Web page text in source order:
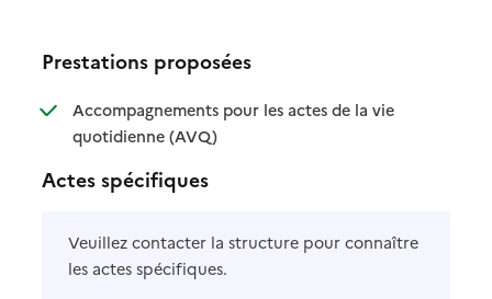
Prestations proposées
Accompagnements pour les actes de la vie
quotidienne (AVQ): disponible
: non disponible
Actes spécifiques
Veuillez contacter la structure pour connaître
les actes spécifiques.